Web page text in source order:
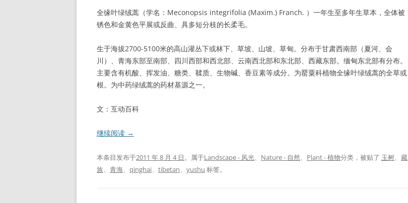
全缘叶绿绒蒿（学名：Meconopsis integrifolia (Maxim.) Franch. ）一年生至多年生草本，全体被
锈色和金黄色平展或反曲、具多短分枝的长柔毛。
生于海拔2700-5100米的高山灌丛下或林下、草坡、山坡、草甸。分布于甘肃西南部（夏河、会
川）、青海东部至南部、四川西部和西北部、云南西北部和东北部、西藏东部。缅甸东北部有分布。
主要含有机酸、挥发油、糖类、鞣质、生物碱、香豆素等成分。为罂粟科植物全缘叶绿绒蒿的全草或
根。为中药绿绒蒿的药材基源之一。
文：互动百科
继续阅读 →
本条目发布于2011 年 8 月 4 日。属于Landscape - 风光、 Nature - 自然、 Plant - 植物分类，被贴了 玉树、 藏
族、 青海、 qinghai、 tibetan、 yushu 标签。